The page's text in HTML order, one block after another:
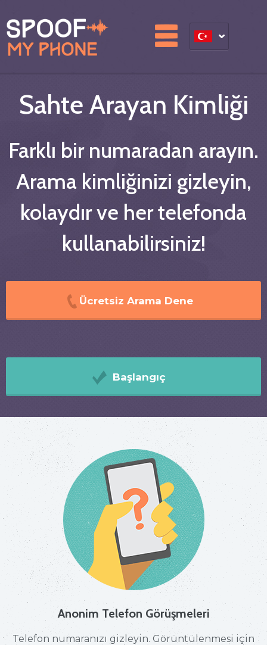
Sahte Arayan Kimliği
Farklı bir numaradan arayın.
Arama kimliğinizi gizleyin,
kolaydır ve her telefonda
kullanabilirsiniz!
Ücretsiz Arama Dene
Başlangıç
Anonim Telefon Görüşmeleri
Telefon numaranızı gizleyin. Görüntülenmesi için